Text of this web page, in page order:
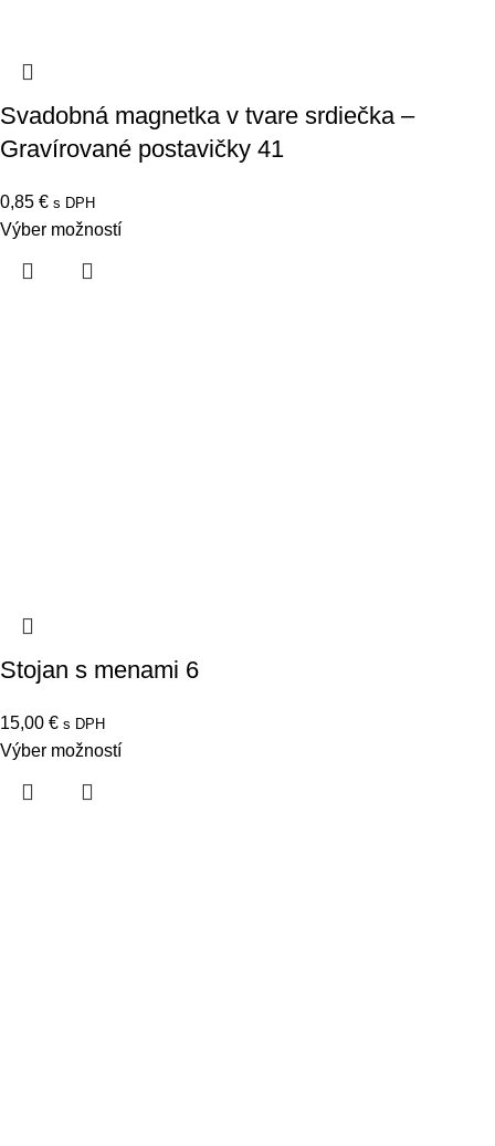
Svadobná magnetka v tvare srdiečka –
Gravírované postavičky 41
0,85 € s DPH
Výber možností
Stojan s menami 6
15,00 € s DPH
Výber možností